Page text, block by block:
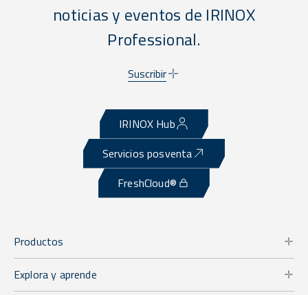
noticias y eventos de IRINOX
Professional.
Suscribir
IRINOX Hub
Servicios posventa
FreshCloud®
Productos
Explora y aprende